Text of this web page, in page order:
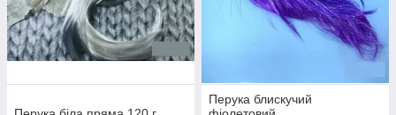
Перука блискучий